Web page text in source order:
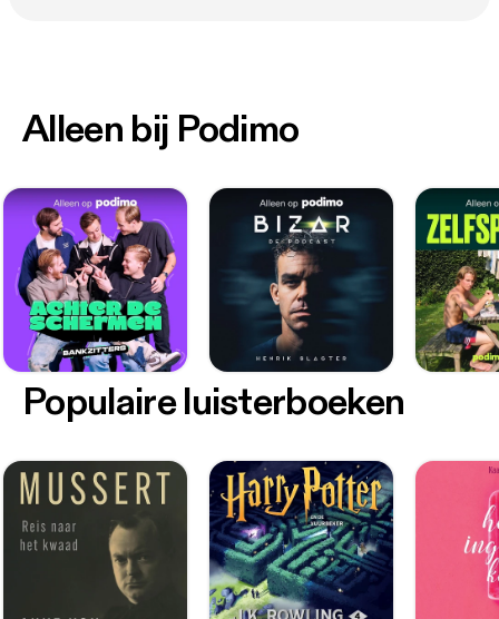
Alleen bij Podimo
Populaire luisterboeken